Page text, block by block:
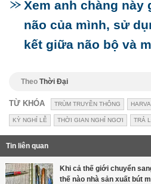
Xem anh chàng này
não của mình, sử
kết giữa não bộ và
Theo Thời Đại
TỪ KHÓA TRÙM TRUYỀN THÔNG
KỲ NGHỈ LỄ THỜI GIAN NGHỈ NGƠI TRẢ
Tin liên quan
Khi cả thế giới chuyển
thế nào nhà sản xuất bút